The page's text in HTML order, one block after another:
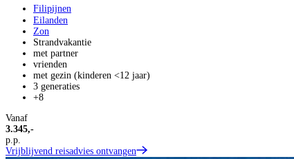
Filipijnen
Eilanden
Zon
Strandvakantie
met partner
vrienden
met gezin (kinderen <12 jaar)
3 generaties
+8
Vanaf
3.345,-
p.p.
Vrijblijvend reisadvies ontvangen